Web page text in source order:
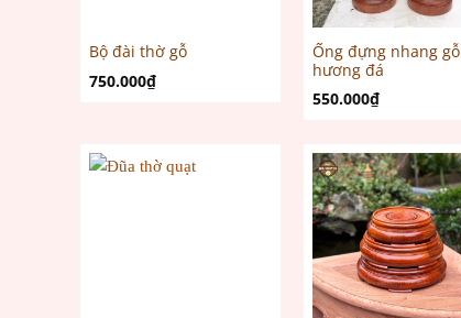
Bộ đài thờ gỗ
750.000₫
Ống đựng nhang gỗ
hương đá
550.000₫